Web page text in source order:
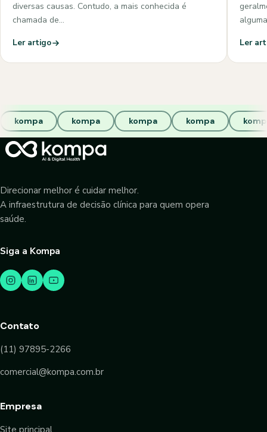
diversas causas. Contudo, a mais conhecida é
chamada de…
Ler artigo
Ler
kompa kompa kompa kompa
Direcionar melhor é cuidar melhor.
A infraestrutura de decisão clínica para quem opera
saúde.
Siga a Kompa
Contato
(11) 97895-2266
comercial@kompa.com.br
Empresa